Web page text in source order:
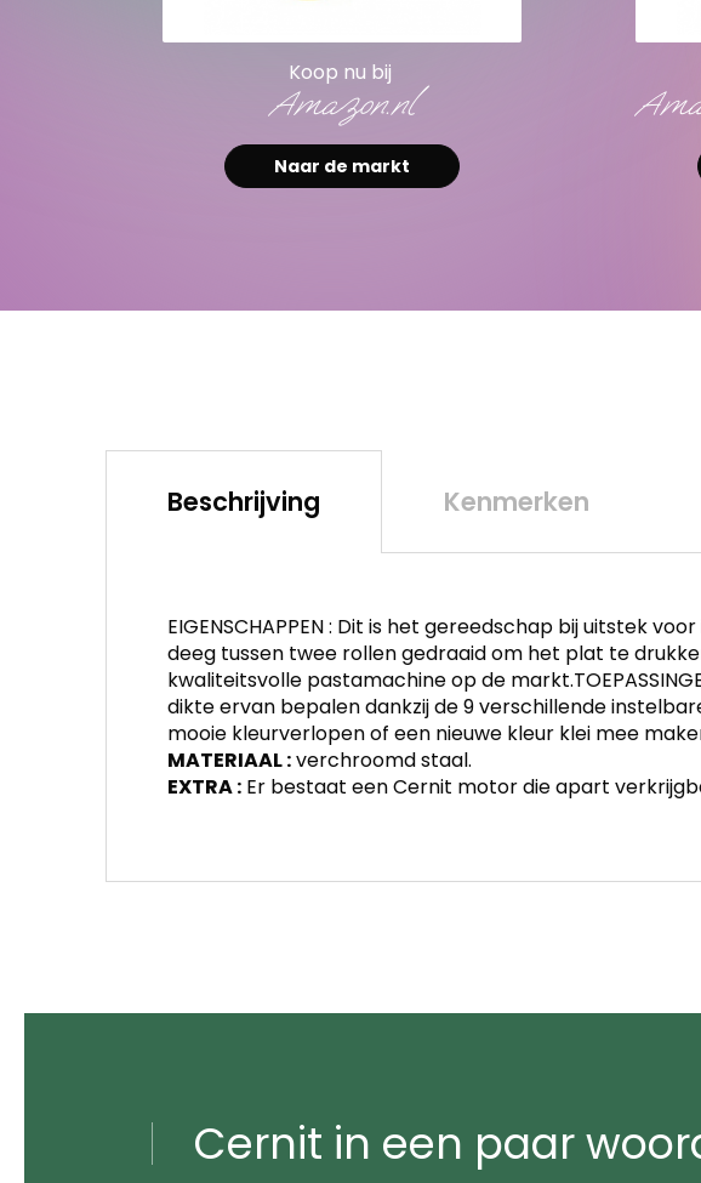
Koop nu bij
Amazon.nl
Naar de markt
Beschrijving Kenmerken
EIGENSCHAPPEN : Dit is het gereedschap bij uitstek
deeg tussen twee rollen gedraaid om het plat te
kwaliteitsvolle pastamachine op de
dikte ervan bepalen dankzij de 9 verschillende
mooie kleurverlopen of een nieuwe kleur klei mee
MATERIAAL :verchroomd staal.
EXTRA : Er bestaat een Cernit motor die apart
Cernit in een paar